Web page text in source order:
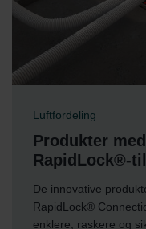
Luftfordeling
System med
Et allsidig og effektivt
med uisolerte